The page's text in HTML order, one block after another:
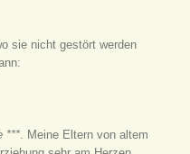
sie nicht gestört werden
***. Meine Eltern von altem